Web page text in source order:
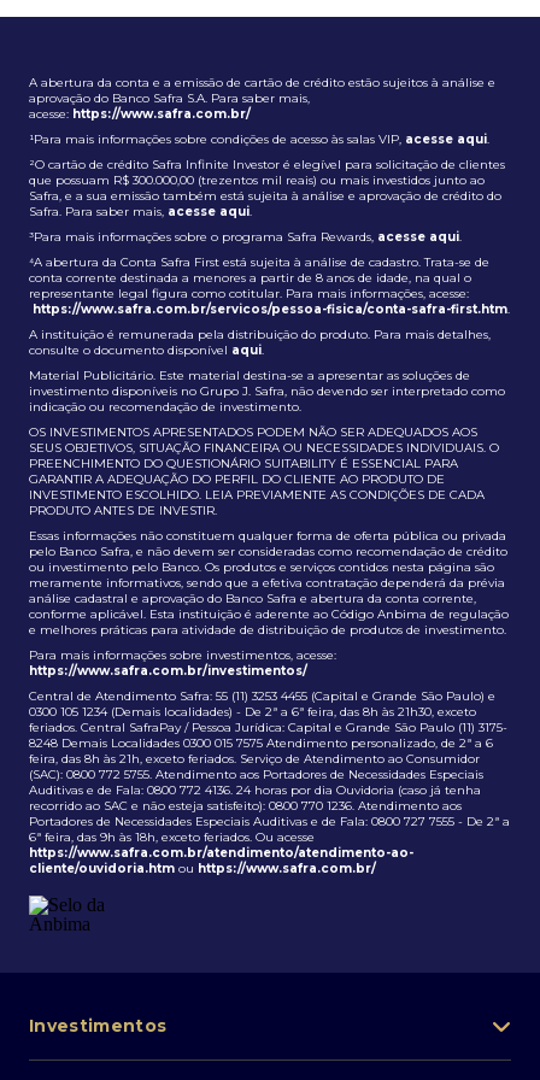
A abertura da conta e a emissão de cartão de crédito estão sujeitos à análise e
aprovação do Banco Safra S.A. Para saber mais,
acesse: https://www.safra.com.br/
¹Para mais informações sobre condições de acesso às salas VIP, acesse aqui.
²O cartão de crédito Safra Infinite Investor é elegível para solicitação de clientes
que possuam R$ 300.000,00 (trezentos mil reais) ou mais investidos junto ao
Safra, e a sua emissão também está sujeita à análise e aprovação de crédito do
Safra. Para saber mais, acesse aqui.
³Para mais informações sobre o programa Safra Rewards, acesse aqui.
⁴A abertura da Conta Safra First está sujeita à análise de cadastro. Trata-se de
conta corrente destinada a menores a partir de 8 anos de idade, na qual o
representante legal figura como cotitular. Para mais informações, acesse:
https://www.safra.com.br/servicos/pessoa-fisica/conta-safra-first.htm.
A instituição é remunerada pela distribuição do produto. Para mais detalhes,
consulte o documento disponível aqui.
Material Publicitário. Este material destina-se a apresentar as soluções de
investimento disponíveis no Grupo J. Safra, não devendo ser interpretado como
indicação ou recomendação de investimento.
OS INVESTIMENTOS APRESENTADOS PODEM NÃO SER ADEQUADOS AOS
SEUS OBJETIVOS, SITUAÇÃO FINANCEIRA OU NECESSIDADES INDIVIDUAIS. O
PREENCHIMENTO DO QUESTIONÁRIO SUITABILITY É ESSENCIAL PARA
GARANTIR A ADEQUAÇÃO DO PERFIL DO CLIENTE AO PRODUTO DE
INVESTIMENTO ESCOLHIDO. LEIA PREVIAMENTE AS CONDIÇÕES DE CADA
PRODUTO ANTES DE INVESTIR.
Essas informações não constituem qualquer forma de oferta pública ou privada
pelo Banco Safra, e não devem ser consideradas como recomendação de crédito
ou investimento pelo Banco. Os produtos e serviços contidos nesta página são
meramente informativos, sendo que a efetiva contratação dependerá da prévia
análise cadastral e aprovação do Banco Safra e abertura da conta corrente,
conforme aplicável. Esta instituição é aderente ao Código Anbima de regulação
e melhores práticas para atividade de distribuição de produtos de investimento.
Para mais informações sobre investimentos, acesse:
https://www.safra.com.br/investimentos/
Central de Atendimento Safra: 55 (11) 3253 4455 (Capital e Grande São Paulo) e
0300 105 1234 (Demais localidades) - De 2ª a 6ª feira, das 8h às 21h30, exceto
feriados. Central SafraPay / Pessoa Jurídica: Capital e Grande São Paulo (11) 3175-
8248 Demais Localidades 0300 015 7575 Atendimento personalizado, de 2ª a 6
feira, das 8h às 21h, exceto feriados. Serviço de Atendimento ao Consumidor
(SAC): 0800 772 5755. Atendimento aos Portadores de Necessidades Especiais
Auditivas e de Fala: 0800 772 4136. 24 horas por dia Ouvidoria (caso já tenha
recorrido ao SAC e não esteja satisfeito): 0800 770 1236. Atendimento aos
Portadores de Necessidades Especiais Auditivas e de Fala: 0800 727 7555 - De 2ª a
6ª feira, das 9h às 18h, exceto feriados. Ou acesse
https://www.safra.com.br/atendimento/atendimento-ao-
cliente/ouvidoria.htm ou https://www.safra.com.br/
Investimentos